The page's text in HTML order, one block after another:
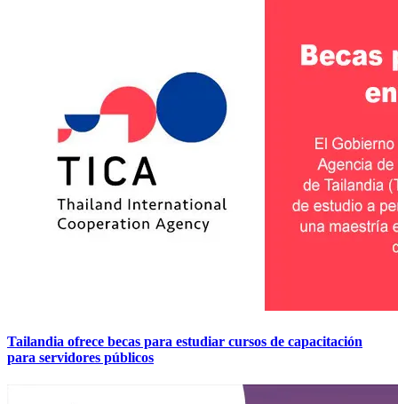
Tailandia ofrece becas para estudiar cursos de capacitación
para servidores públicos